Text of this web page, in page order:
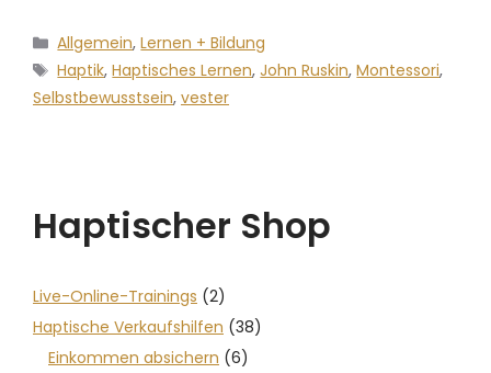
Allgemein,Lernen + Bildung
Haptik,Haptisches Lernen,John Ruskin,Montessori,
Selbstbewusstsein, vester
Haptischer Shop
Live-Online-Trainings (2)
Haptische Verkaufshilfen (38)
Einkommen absichern (6)